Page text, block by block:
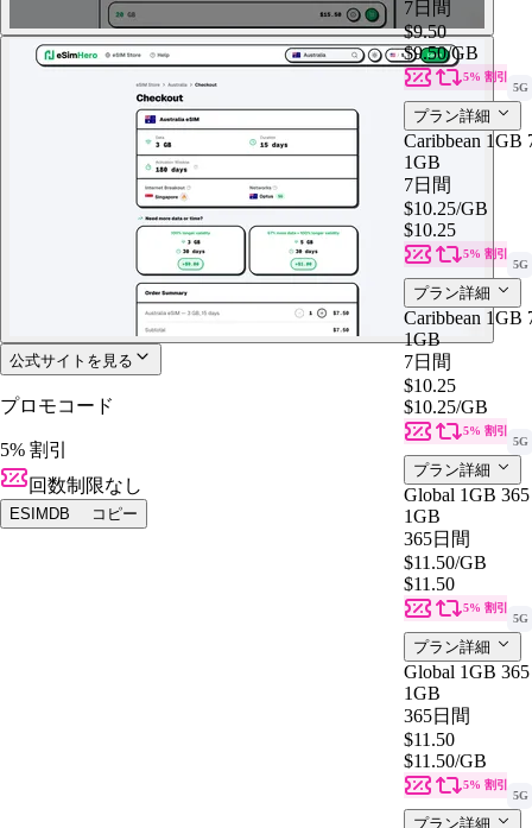
公式サイトを見る
プロモコード
5% 割引
回数制限なし
ESIMDB コピー
7日間
$9.50
$9.50/GB
5% 割引
5G
プラン詳細
Caribbean 1GB
1GB
7日間
$10.25/GB
$10.25
5% 割引
5G
プラン詳細
Caribbean 1GB
1GB
7日間
$10.25
$10.25/GB
5% 割引
5G
プラン詳細
Global 1GB
1GB
365日間
$11.50/GB
$11.50
5% 割引
5G
プラン詳細
Global 1GB
1GB
365日間
$11.50
$11.50/GB
5% 割引
5G
プラン詳細